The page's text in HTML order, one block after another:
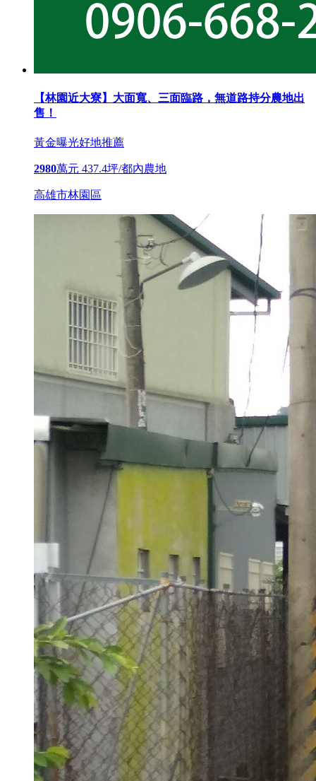
【林園近大寮】大面寬、三面臨路，無道路持分農地出
售！
黃金曝光好地推薦
2980萬元 437.4坪/都內農地
高雄市林園區